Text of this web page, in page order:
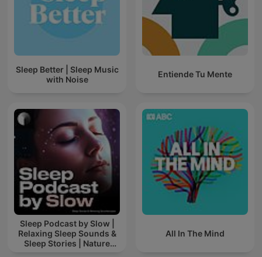
Sleep Better | Sleep Music
with Noise
Entiende Tu Mente
Sleep Podcast by Slow |
Relaxing Sleep Sounds &
Sleep Stories | Nature
All In The Mind